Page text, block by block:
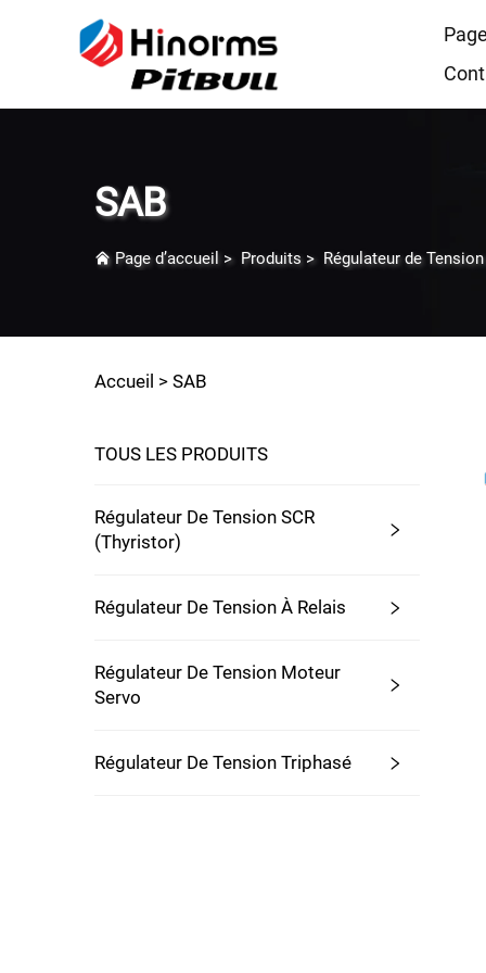
SAB
Page d’accueil > Produits> Régulateur de
Accueil > SAB
TOUS LES PRODUITS
Régulateur De Tension SCR
(Thyristor)
Régulateur De Tension À Relais
Régulateur De Tension Moteur
Servo
Régulateur De Tension Triphasé